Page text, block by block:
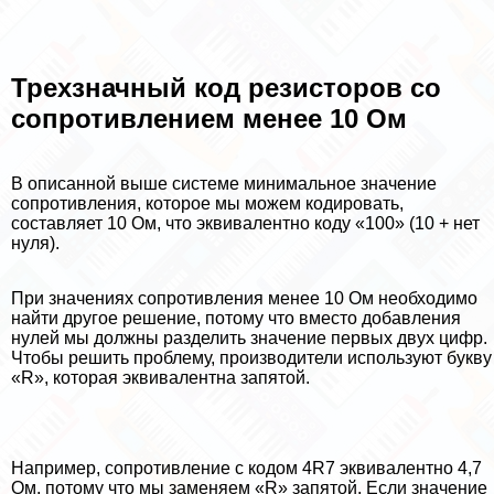
Трехзначный код резисторов со
сопротивлением менее 10 Ом
В описанной выше системе минимальное значение
сопротивления, которое мы можем кодировать,
составляет 10 Ом, что эквивалентно коду «100» (10 + нет
нуля).
При значениях сопротивления менее 10 Ом необходимо
найти другое решение, потому что вместо добавления
нулей мы должны разделить значение первых двух цифр.
Чтобы решить проблему, производители используют букву
«R», которая эквивалентна запятой.
Например, сопротивление с кодом 4R7 эквивалентно 4,7
Ом, потому что мы заменяем «R» запятой. Если значение